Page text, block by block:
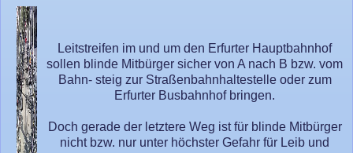
Leitstreifen im und um den Erfurter Hauptbahnhof
sollen blinde Mitbürger sicher von A nach B bzw. vom
Bahn- steig zur Straßenbahnhaltestelle oder zum
Erfurter Busbahnhof bringen.
Doch gerade der letztere Weg ist für blinde Mitbürger
nicht bzw. nur unter höchster Gefahr für Leib und